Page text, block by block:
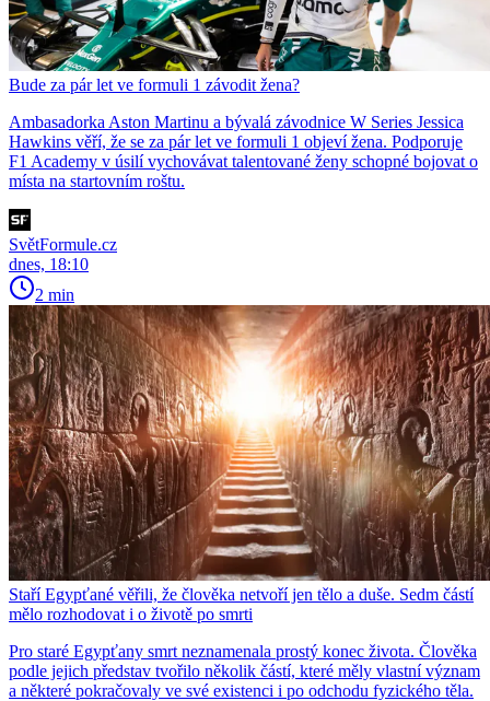
Bude za pár let ve formuli 1 závodit žena?
Ambasadorka Aston Martinu a bývalá závodnice W Series Jessica
Hawkins věří, že se za pár let ve formuli 1 objeví žena. Podporuje
F1 Academy v úsilí vychovávat talentované ženy schopné bojovat o
místa na startovním roštu.
SvětFormule.cz
dnes, 18:10
2 min
Staří Egypťané věřili, že člověka netvoří jen tělo a duše. Sedm částí
mělo rozhodovat i o životě po smrti
Pro staré Egypťany smrt neznamenala prostý konec života. Člověka
podle jejich představ tvořilo několik částí, které měly vlastní význam
a některé pokračovaly ve své existenci i po odchodu fyzického těla.